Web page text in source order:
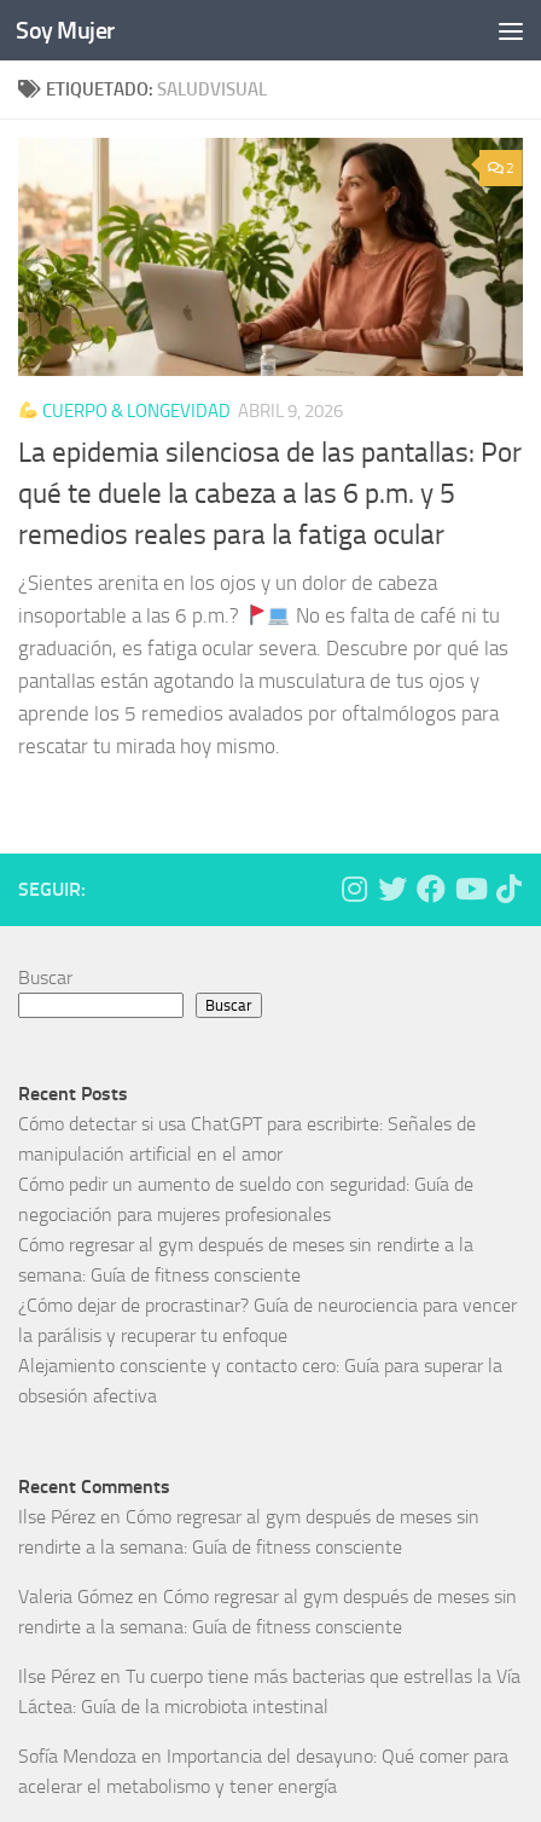
Bajo el contenido
Soy Mujer
ETIQUETADO: SALUDVISUAL
2
CUERPO & LONGEVIDAD ABRIL 9, 2026
La epidemia silenciosa de las pantallas: Por
qué te duele la cabeza a las 6 p.m. y 5
remedios reales para la fatiga ocular
¿Sientes arenita en los ojos y un dolor de cabeza
insoportable a las 6 p.m.?
No es falta de café ni tu
graduación, es fatiga ocular severa. Descubre por qué las
pantallas están agotando la musculatura de tus ojos y
aprende los 5 remedios avalados por oftalmólogos para
rescatar tu mirada hoy mismo.
SEGUIR:
Buscar
Buscar
Recent Posts
Cómo detectar si usa ChatGPT para escribirte: Señales de
manipulación artificial en el amor
Cómo pedir un aumento de sueldo con seguridad: Guía de
negociación para mujeres profesionales
Cómo regresar al gym después de meses sin rendirte a la
semana: Guía de fitness consciente
¿Cómo dejar de procrastinar? Guía de neurociencia para vencer
la parálisis y recuperar tu enfoque
Alejamiento consciente y contacto cero: Guía para superar la
obsesión afectiva
Recent Comments
Ilse Pérez en Cómo regresar al gym después de meses sin
rendirte a la semana: Guía de fitness consciente
Valeria Gómez en Cómo regresar al gym después de meses sin
rendirte a la semana: Guía de fitness consciente
Ilse Pérez en Tu cuerpo tiene más bacterias que estrellas la Vía
Láctea: Guía de la microbiota intestinal
Sofía Mendoza en Importancia del desayuno: Qué comer para
acelerar el metabolismo y tener energía